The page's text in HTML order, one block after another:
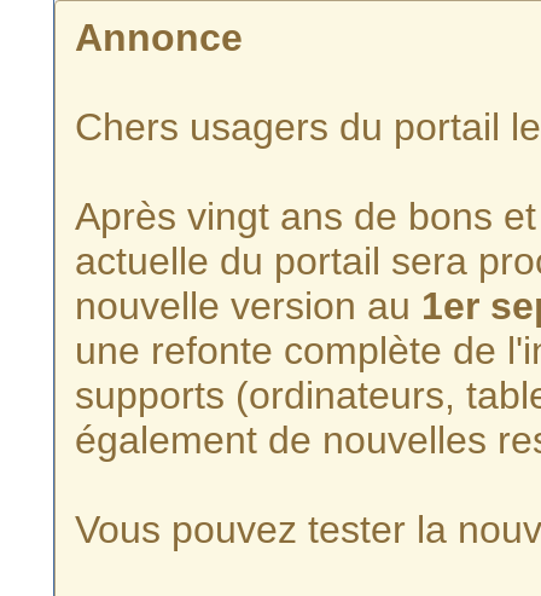
Annonce
Chers usagers du portail
Après vingt ans de bons
actuelle du portail sera
nouvelle version au 1er
une refonte complète de
supports (ordinateurs,
également de nouvelles
Vous pouvez tester la